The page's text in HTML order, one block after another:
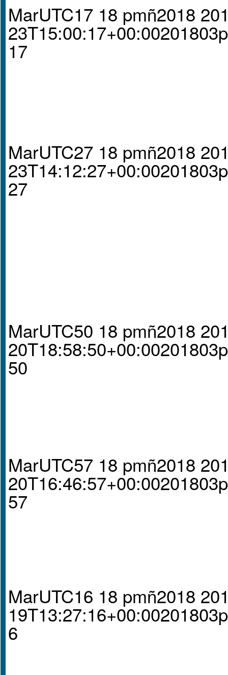
MarUTC17 18 pmñ2018
17
MarUTC27 18 pmñ2018
27
MarUTC50 18 pmñ2018
50
MarUTC57 18 pmñ2018
57
MarUTC16 18 pmñ2018
6